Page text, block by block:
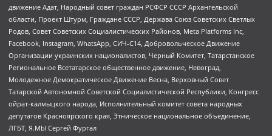
движение Адат, Народный совет граждан РСФСР СССР Архангельской
области, Проект Штурм, Граждане СССР, Держава Союз Советских Светлых
Родов, Совет Советских Социалистических Районов, Meta Platforms Inc,
Facebook, Instagram, WhatsApp, СИЧ-С14, Добровольческое Движение
Организации украинских националистов, Черный Комитет, Татарстанское
Региональное Всетатарское общественное движение, Невоград,
Молодежное Демократическое Движение Весна, Верховный Совет
Татарской Автономной Советской Социалистической Республики, Конгресс
ойрат-калмыцкого народа, Исполнительный комитет совета народных
депутатов Красноярского края, Этническое национальное объединение,
ЛГБТ, Я.МЫ Сергей Фургал